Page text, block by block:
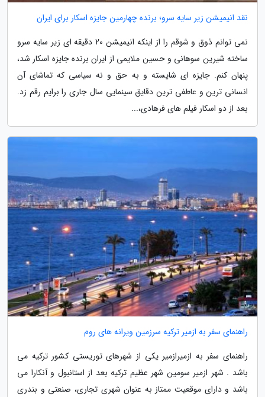
نقد انیمیشن زیر سایه سرو؛ برنده چهارمین جایزه اسکار برای ایران
نمی توانم ذوق و شوقم را از اینکه انیمیشن 20 دقیقه ای زیر سایه سرو
ساخته شیرین سوهانی و حسین ملایمی از ایران برنده جایزه اسکار شد،
پنهان کنم. جایزه ای شایسته و به حق و نه سیاسی که تماشای آن
انسانی ترین و عاطفی ترین دقایق سینمایی سال جاری را برایم رقم زد.
بعد از دو اسکار فیلم های فرهادی،...
راهنمای سفر به ازمیر ترکیه سرزمین ویرانه های روم
راهنمای سفر به ازمیرازمیر یکی از شهرهای توریستی کشور ترکیه می
باشد . شهر ازمیر سومین شهر عظیم ترکیه بعد از استانبول و آنکارا می
باشد و دارای موقعیت ممتاز به عنوان شهری تجاری، صنعتی و بندری